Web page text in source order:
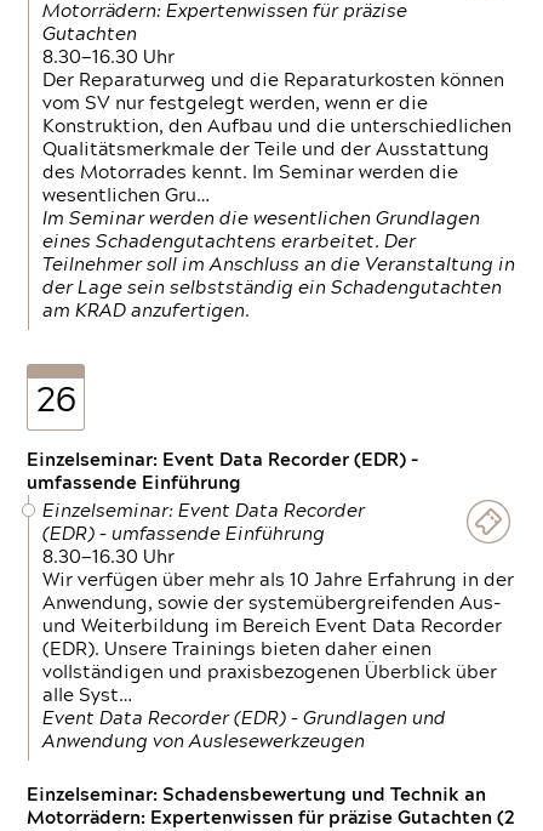
Motorrädern: Expertenwissen für präzise
Gutachten
8.30—16.30 Uhr
Der Reparaturweg und die Reparaturkosten können
vom SV nur festgelegt werden, wenn er die
Konstruktion, den Aufbau und die unterschiedlichen
Qualitätsmerkmale der Teile und der Ausstattung
des Motorrades kennt. Im Seminar werden die
wesentlichen Gru…
Im Seminar werden die wesentlichen Grundlagen
eines Schadengutachtens erarbeitet. Der
Teilnehmer soll im Anschluss an die Veranstaltung in
der Lage sein selbstständig ein Schadengutachten
am KRAD anzufertigen.
26
Einzelseminar: Event Data Recorder (EDR) –
umfassende Einführung
Einzelseminar: Event Data Recorder
(EDR) – umfassende Einführung
8.30—16.30 Uhr
Wir verfügen über mehr als 10 Jahre Erfahrung in der
Anwendung, sowie der systemübergreifenden Aus-
und Weiterbildung im Bereich Event Data Recorder
(EDR). Unsere Trainings bieten daher einen
vollständigen und praxisbezogenen Überblick über
alle Syst…
Event Data Recorder (EDR) – Grundlagen und
Anwendung von Auslesewerkzeugen
Einzelseminar: Schadensbewertung und Technik an
Motorrädern: Expertenwissen für präzise Gutachten (2